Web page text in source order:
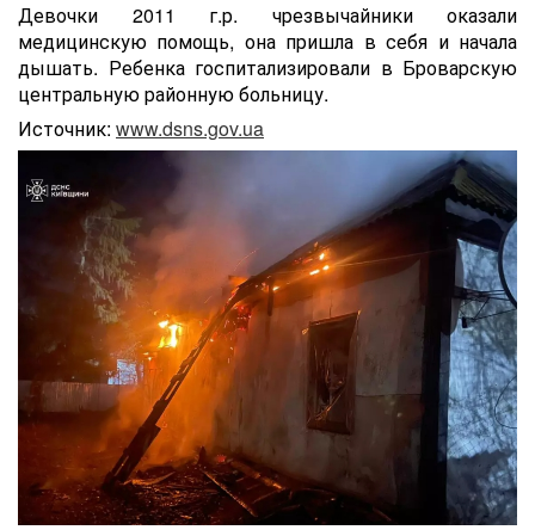
Девочки 2011 г.р. чрезвычайники оказали
медицинскую помощь, она пришла в себя и начала
дышать. Ребенка госпитализировали в Броварскую
центральную районную больницу.
Источник: www.dsns.gov.ua